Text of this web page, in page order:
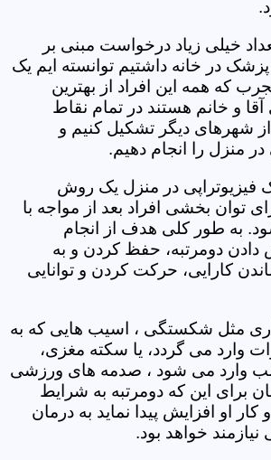
خیلی زیاد درخواست مبنی بر
در خانه داشتیم توانسته ایم یک
که همه این افراد از بهترین
و خانم هستند در تمام نقاط
شهرهای دیگر تشکیل کنیم و
منزل را انجام دهیم.
فیزیوتراپی در منزل یک روش
توان بخشی افراد بعد از مواجه با
به طور کلی هدف از انجام
دادن دومرتبه، حفظ کردن و به
کارایی، حرکت کردن و توانایی
مثل شکستگی ، اسیب هایی که به
وارد می گردد، یا سکته مغزی،
عصب وارد می شود ، صدمه های ورزشی
برای این که دومرتبه به شرایط
او افزایش پیدا نماید به درمان
نیازمند خواهد بود.